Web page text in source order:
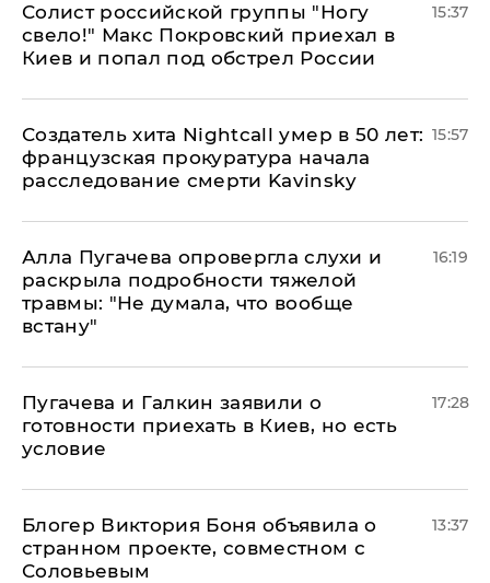
Солист российской группы "Ногу
свело!" Макс Покровский приехал в
Киев и попал под обстрел России
15:37
Создатель хита Nightcall умер в 50 лет:
французская прокуратура начала
расследование смерти Kavinsky
15:57
Алла Пугачева опровергла слухи и
раскрыла подробности тяжелой
травмы: "Не думала, что вообще
встану"
16:19
Пугачева и Галкин заявили о
готовности приехать в Киев, но есть
условие
17:28
Блогер Виктория Боня объявила о
странном проекте, совместном с
Соловьевым
13:37